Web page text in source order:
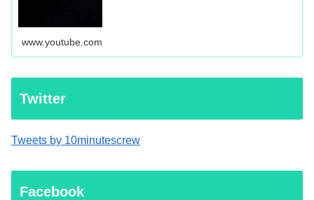
www.youtube.com
Twitter
Tweets by 10minutescrew
Facebook